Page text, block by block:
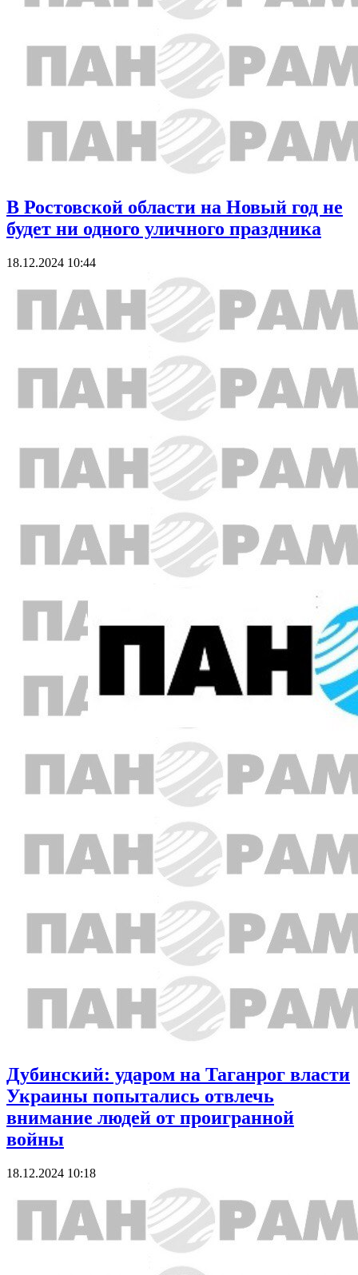
В Ростовской области на Новый год не
будет ни одного уличного праздника
18.12.2024 10:44
Дубинский: ударом на Таганрог власти
Украины попытались отвлечь
внимание людей от проигранной
войны
18.12.2024 10:18